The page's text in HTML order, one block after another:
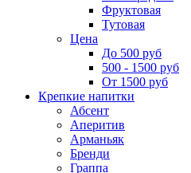
Фруктовая
Тутовая
Цена
До 500 руб
500 - 1500 руб
От 1500 руб
Крепкие напитки
Абсент
Аперитив
Арманьяк
Бренди
Граппа